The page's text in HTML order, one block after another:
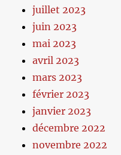
juillet 2023
juin 2023
mai 2023
avril 2023
mars 2023
février 2023
janvier 2023
décembre 2022
novembre 2022